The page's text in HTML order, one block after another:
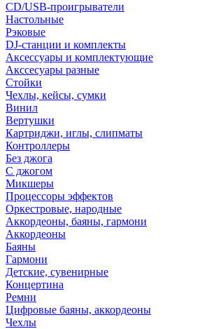
CD/USB-проигрыватели
Настольные
Рэковые
DJ-станции и комплекты
Аксессуары и комплектующие
Акссесуары разные
Стойки
Чехлы, кейсы, сумки
Винил
Вертушки
Картриджи, иглы, слипматы
Контроллеры
Без джога
С джогом
Микшеры
Процессоры эффектов
Оркестровые, народные
Аккордеоны, баяны, гармони
Аккордеоны
Баяны
Гармони
Детские, сувенирные
Концертина
Ремни
Цифровые баяны, аккордеоны
Чехлы